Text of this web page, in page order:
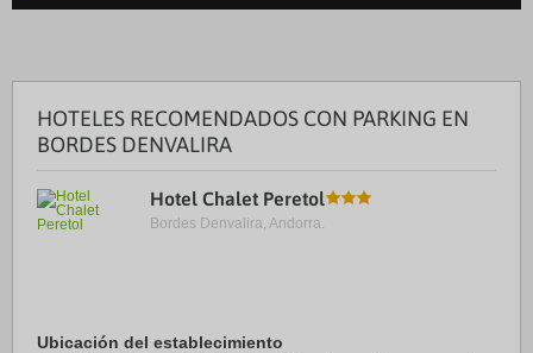
HOTELES RECOMENDADOS CON PARKING EN
BORDES DENVALIRA
Hotel Chalet Peretol
Bordes Denvalira, Andorra.
Ubicación del establecimiento